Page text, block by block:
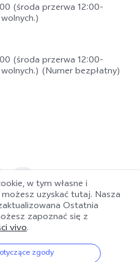
logów
(środa przerwa 12:00-
(środa przerwa 12:00-
(Numer bezpłatny)
w tym własne i
możesz uzyskać tutaj. Nasza
Ostatnia
zapoznać się z
vivo.
zgody